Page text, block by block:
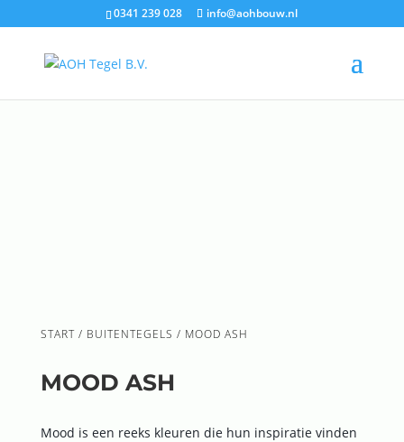
0341 239 028 info@aohbouw.nl
START/ BUITENTEGELS / MOOD ASH
MOOD ASH
Mood is een reeks kleuren die hun inspiratie vinden